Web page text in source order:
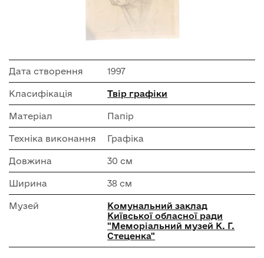
Дата створення 1997
Класифікація Твір графіки
Матеріал Папір
Техніка виконання Графіка
Довжина 30 см
Ширина 38 см
Музей
Комунальний заклад
Київської обласної ради
"Меморіальний музей К. Г.
Стеценка"